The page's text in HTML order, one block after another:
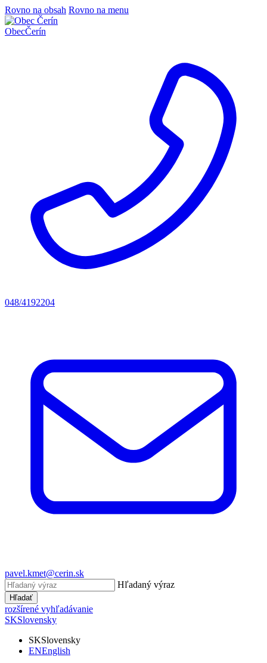
Rovno na obsah Rovno na menu
ObecČerín
048/4192204
pavel.kmet@cerin.sk
Hľadaný výraz
Hľadať
rozšírené vyhľadávanie
SKSlovensky
SKSlovensky
ENEnglish